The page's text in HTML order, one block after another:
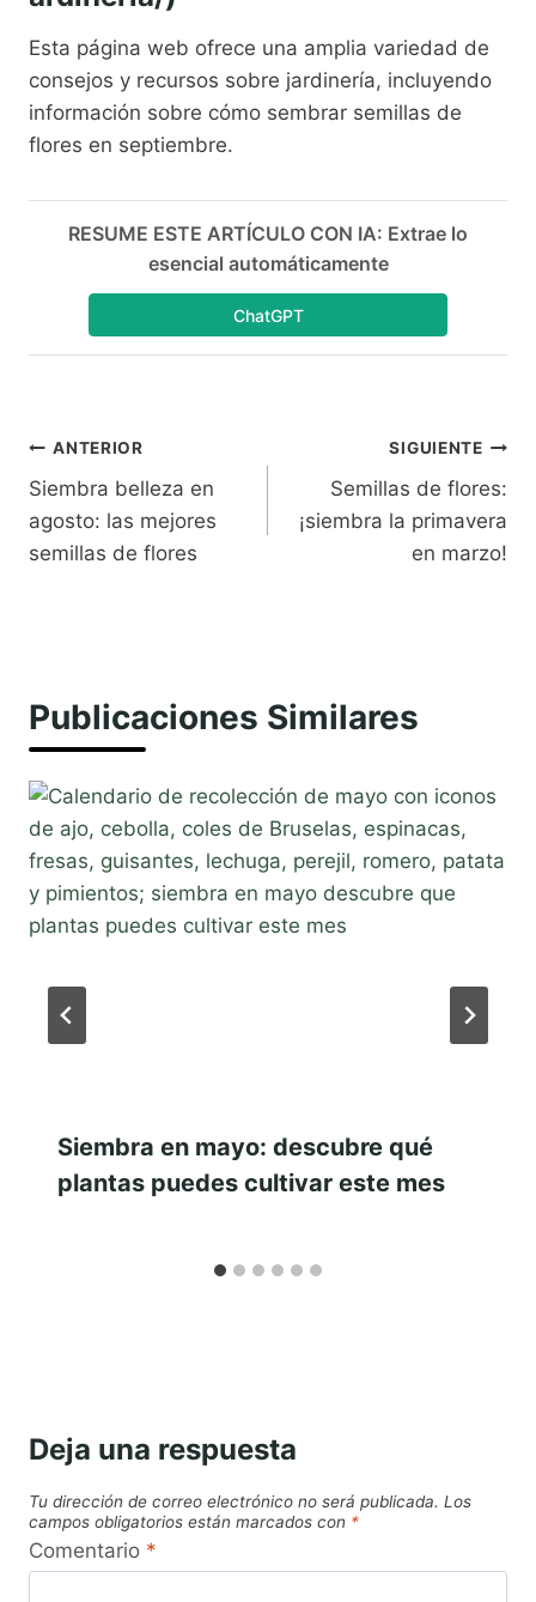
Esta página web ofrece una amplia variedad de
consejos y recursos sobre jardinería, incluyendo
información sobre cómo sembrar semillas de
flores en septiembre.
RESUME ESTE ARTÍCULO CON IA: Extrae lo
esencial automáticamente
ChatGPT
Navegación
de
entradas
ANTERIOR
Siembra belleza en
agosto: las mejores
semillas de flores
SIGUIENTE
Semillas de flores:
¡siembra la primavera
en marzo!
Publicaciones Similares
Siembra en mayo: descubre qué
plantas puedes cultivar este mes
Deja una respuesta
Tu dirección de correo electrónico no será publicada. Los
campos obligatorios están marcados con *
Comentario *